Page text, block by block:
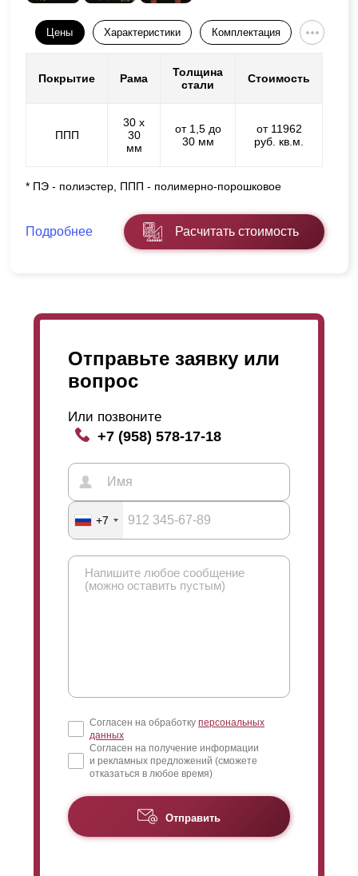
Цены Характеристики Комплектация
Покрытие Рама
Толщина
стали
Стоимость
ППП
30 х
30
мм
от 1,5 до
30 мм
от 11962
руб. кв.м.
* ПЭ - полиэстер, ППП - полимерно-порошковое
Подробнее Расчитать стоимость
Отправьте заявку или
вопрос
Или позвоните
+7 (958) 578-17-18
+7
Согласен на обработку персональных
данных
Согласен на получение информации
и рекламных предложений (сможете
отказаться в любое время)
Отправить